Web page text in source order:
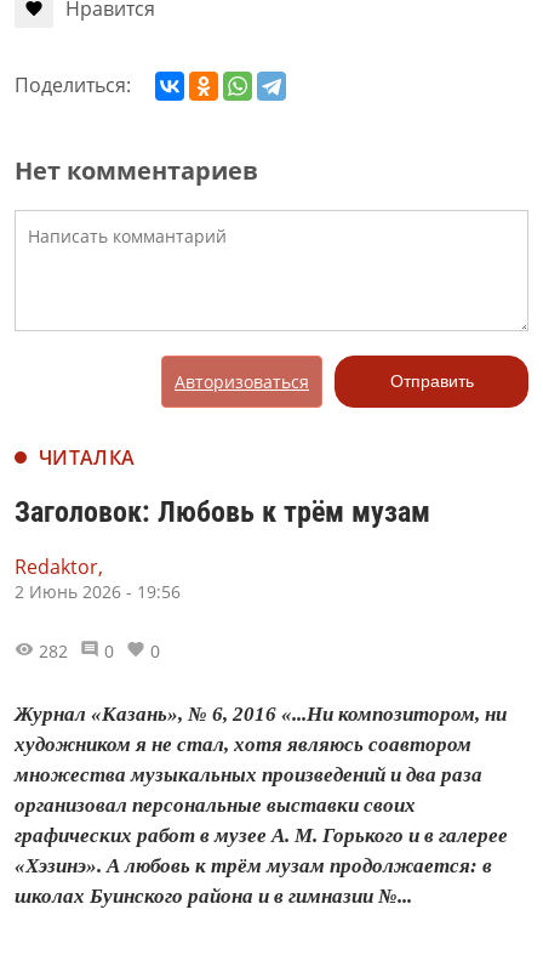
Нравится
Поделиться:
Нет комментариев
Авторизоваться Отправить
ЧИТАЛКА
Заголовок: Любовь к трём музам
Redaktor,
2 Июнь 2026 - 19:56
282 0 0
Журнал «Казань», № 6, 2016 «...Ни композитором, ни
художником я не стал, хотя являюсь соавтором
множества музыкальных произведений и два раза
организовал персональные выставки своих
графических работ в музее А. М. Горького и в галерее
«Хэзинэ». А любовь к трём музам продолжается: в
школах Буинского района и в гимназии №...